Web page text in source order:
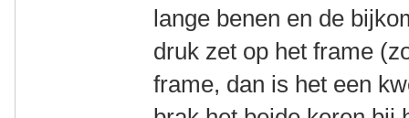
lange benen en de
druk zet op het frame
frame, dan is het een